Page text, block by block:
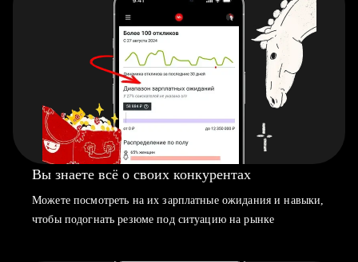
Вы знаете всё о своих конкурентах
Можете посмотреть на их зарплатные ожидания и навыки,
чтобы подогнать резюме под ситуацию на рынке